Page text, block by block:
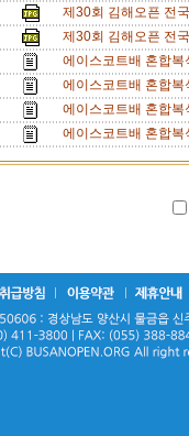
제30회 김해오픈 전
제30회 김해오픈 전
에이스코트배 혼합
에이스코트배 혼합
에이스코트배 혼합
에이스코트배 혼합